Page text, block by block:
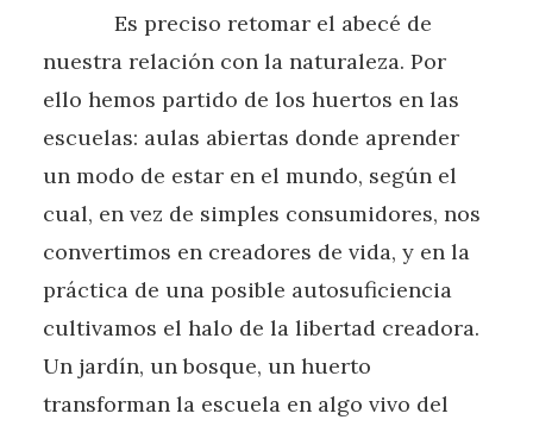
Es preciso retomar el abecé de
nuestra relación con la naturaleza. Por
ello hemos partido de los huertos en las
escuelas: aulas abiertas donde aprender
un modo de estar en el mundo, según el
cual, en vez de simples consumidores, nos
convertimos en creadores de vida, y en la
práctica de una posible autosuficiencia
cultivamos el halo de la libertad creadora.
Un jardín, un bosque, un huerto
transforman la escuela en algo vivo del